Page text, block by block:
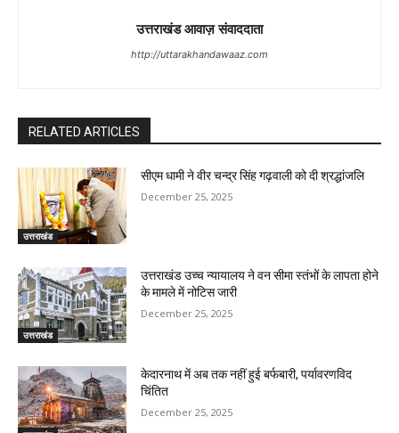
उत्तराखंड आवाज़ संवाददाता
http://uttarakhandawaaz.com
RELATED ARTICLES
उत्तराखंड
सीएम धामी ने वीर चन्द्र सिंह गढ़वाली को दी श्रद्धांजलि
December 25, 2025
उत्तराखंड
उत्तराखंड उच्च न्यायालय ने वन सीमा स्तंभों के लापता होने
के मामले में नोटिस जारी
December 25, 2025
केदारनाथ में अब तक नहीं हुई बर्फबारी, पर्यावरणविद
चिंतित
December 25, 2025